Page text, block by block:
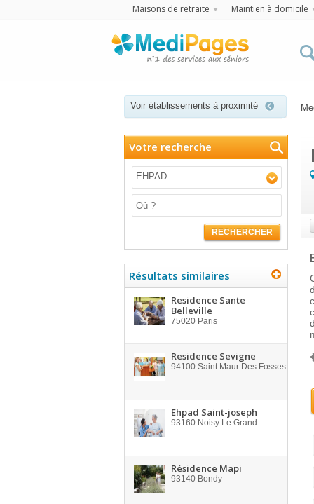
Maisons de retraite Maintien à domicile
Voir établissements à proximité
Votre recherche
EHPAD
RECHERCHER
Résultats similaires
Residence Sante
Belleville
75020 Paris
Residence Sevigne
94100 Saint Maur Des Fosses
Ehpad Saint-joseph
93160 Noisy Le Grand
Résidence Mapi
93140 Bondy